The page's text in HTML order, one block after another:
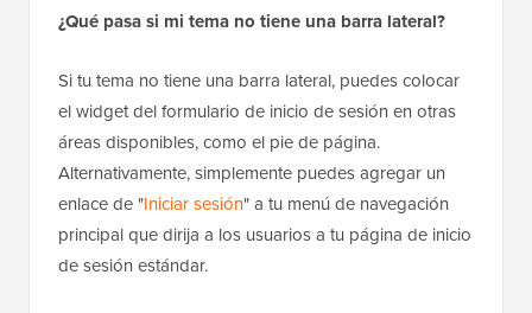
¿Qué pasa si mi tema no tiene una barra lateral?
Si tu tema no tiene una barra lateral, puedes colocar
el widget del formulario de inicio de sesión en otras
áreas disponibles, como el pie de página.
Alternativamente, simplemente puedes agregar un
enlace de "Iniciar sesión" a tu menú de navegación
principal que dirija a los usuarios a tu página de inicio
de sesión estándar.